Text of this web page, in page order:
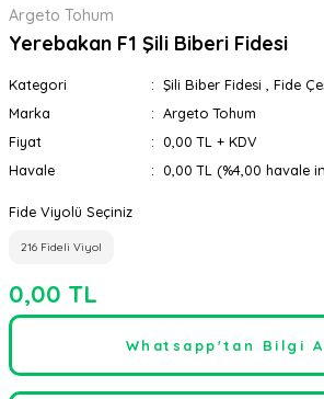
Argeto Tohum
Yerebakan F1 Şili Biberi Fidesi
Kategori Şili Biber Fidesi
Fide
Marka
Argeto Tohum
Fiyat
0,00 TL + KDV
Havale
0,00 TL (%4,00 havale
Fide Viyolü Seçiniz
216 Fideli Viyol
0,00 TL
Whatsapp'tan Bilgi